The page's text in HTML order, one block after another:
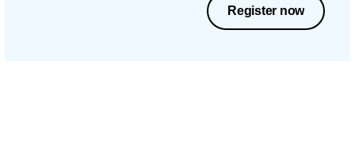
Register now